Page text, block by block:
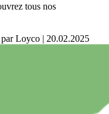
tous nos
Loyco | 20.02.2025